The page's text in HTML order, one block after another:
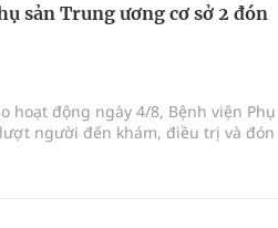
sản Trung ương cơ sở 2 đón
hoạt động ngày 4/8, Bệnh viện Phụ
người đến khám, điều trị và đón